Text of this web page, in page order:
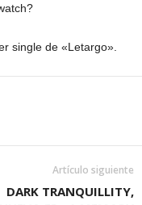
single de «Letargo».
Artículo siguiente
DARK TRANQUILLITY,